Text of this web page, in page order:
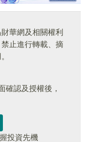
華網及相關權利
止進行轉載、摘
確認及授權後，
投資先機